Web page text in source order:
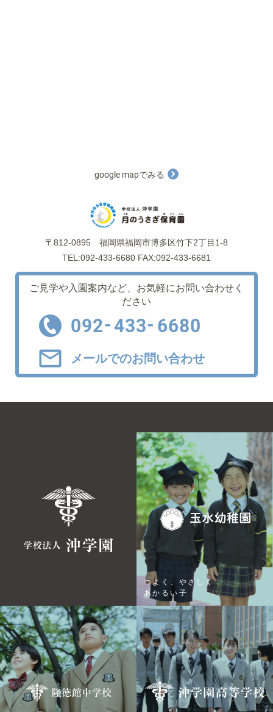
google mapでみる
〒812-0895 福岡県福岡市博多区竹下2丁目1-8
TEL:092-433-6680 FAX:092-433-6681
ご見学や入園案内など、 お気軽にお問い合わせく
ださい
092-433- 6680
メールでのお問い合わせ
つよく、やさしく
あかるい子